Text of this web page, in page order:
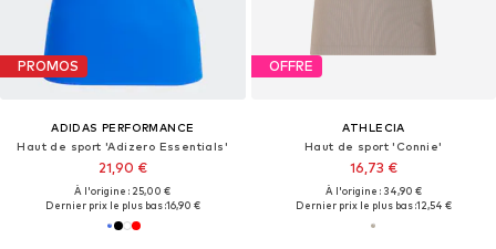
PROMOS
ADIDAS PERFORMANCE
Haut de sport 'Adizero Essentials'
21,90 €
À l'origine : 25,00 €
Dernier prix le plus bas :16,90 €
OFFRE
ATHLECIA
Haut de sport 'Connie'
16,73 €
À l'origine : 34,90 €
Dernier prix le plus bas :12,54 €